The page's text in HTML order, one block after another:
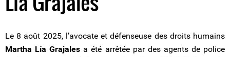
Le 8 août 2025, l’avocate et défenseuse des droits humains
Martha Lía Grajales a été arrêtée par des agents de police